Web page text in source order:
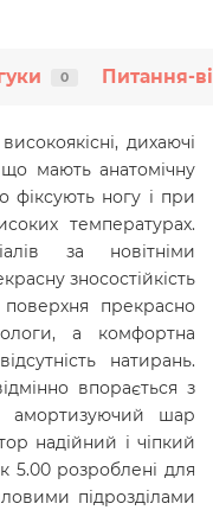
0 Питання-
дихаючі
мають анатомічну
фіксують ногу і при
температурах.
за новітніми
зносостійкість
прекрасно
а комфортна
натирань.
впорається з
амортизуючий шар
надійний і чіпкий
5.00 розроблені для
підрозділами